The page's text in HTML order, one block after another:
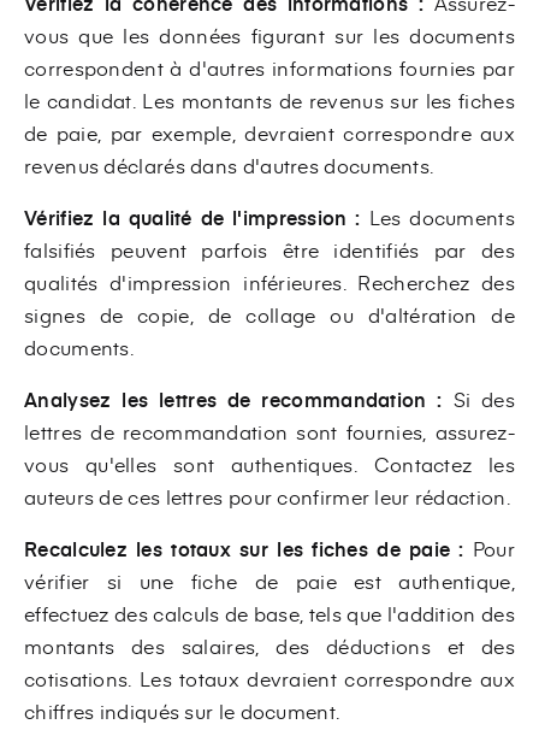
vous que les données figurant sur les documents
correspondent à d'autres informations fournies par
le candidat. Les montants de revenus sur les fiches
de paie, par exemple, devraient correspondre aux
revenus déclarés dans d'autres documents.
Vérifiez la qualité de l'impression : Les documents
falsifiés peuvent parfois être identifiés par des
qualités d'impression inférieures. Recherchez des
signes de copie, de collage ou d'altération de
documents.
Analysez les lettres de recommandation : Si des
lettres de recommandation sont fournies, assurez-
vous qu'elles sont authentiques. Contactez les
auteurs de ces lettres pour confirmer leur rédaction.
Recalculez les totaux sur les fiches de paie : Pour
vérifier si une fiche de paie est authentique,
effectuez des calculs de base, tels que l'addition des
montants des salaires, des déductions et des
cotisations. Les totaux devraient correspondre aux
chiffres indiqués sur le document.